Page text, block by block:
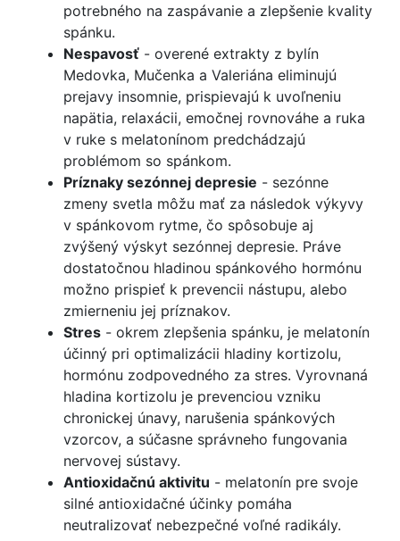
potrebného na zaspávanie a zlepšenie kvality
spánku.
Nespavosť - overené extrakty z bylín
Medovka, Mučenka a Valeriána eliminujú
prejavy insomnie, prispievajú k uvoľneniu
napätia, relaxácii, emočnej rovnováhe a ruka
v ruke s melatonínom predchádzajú
problémom so spánkom.
Príznaky sezónnej depresie - sezónne
zmeny svetla môžu mať za následok výkyvy
v spánkovom rytme, čo spôsobuje aj
zvýšený výskyt sezónnej depresie. Práve
dostatočnou hladinou spánkového hormónu
možno prispieť k prevencii nástupu, alebo
zmierneniu jej príznakov.
Stres - okrem zlepšenia spánku, je melatonín
účinný pri optimalizácii hladiny kortizolu,
hormónu zodpovedného za stres. Vyrovnaná
hladina kortizolu je prevenciou vzniku
chronickej únavy, narušenia spánkových
vzorcov, a súčasne správneho fungovania
nervovej sústavy.
Antioxidačnú aktivitu - melatonín pre svoje
silné antioxidačné účinky pomáha
neutralizovať nebezpečné voľné radikály.